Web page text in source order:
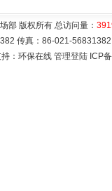
部 版权所有 总访问量：
传真：86-021-
：环保在线 管理登陆 ICP